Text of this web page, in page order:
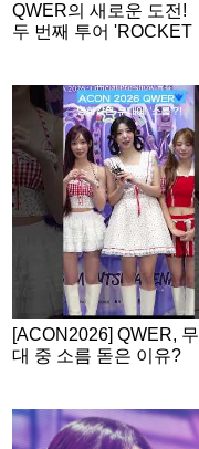
QWER의 새로운 도전!
두 번째 투어 'ROCKET
[ACON2026] QWER, 무
대 중 소름 돋은 이유?